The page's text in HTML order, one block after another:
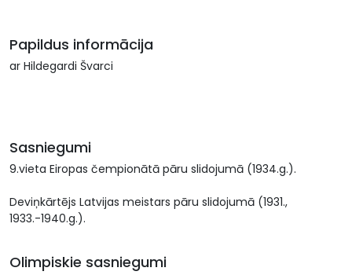
Papildus informācija
ar Hildegardi Švarci
Sasniegumi
9.vieta Eiropas čempionātā pāru slidojumā (1934.g.).
Deviņkārtējs Latvijas meistars pāru slidojumā (1931.,
1933.-1940.g.).
Olimpiskie sasniegumi